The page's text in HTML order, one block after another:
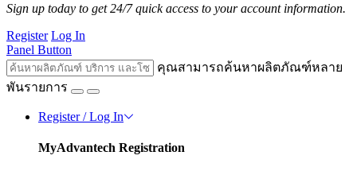
Sign up today to get 24/7 quick access to your account information.
Register Log In
Panel Button
คุณสามารถค้นหาผลิตภัณฑ์หลาย
พันรายการ
Register / Log In
MyAdvantech Registration